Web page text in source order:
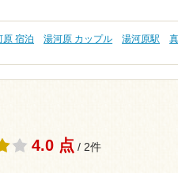
原 宿泊 湯河原 カップル 湯河原駅
4.0 点 / 2件